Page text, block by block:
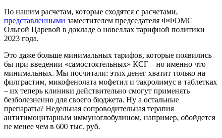
По нашим расчетам, которые сходятся с расчетами,
представленными заместителем председателя ФФОМС
Ольгой Царевой в докладе о новеллах тарифной политики
2023 года.
Это даже больше минимальных тарифов, которые появились
бы при введении «самостоятельных» КСГ – но именно что
минимальных. Мы посчитали: этих денег хватит только на
филграстим, микофенолата мофетил и такролимус в таблетках
– их теперь клиники действительно смогут применять
безболезненно для своего бюджета. Ну а остальные
препараты? Недельная сопроводительная терапия
антитимоцитарным иммуноглобулином, например, обойдется
не менее чем в 600 тыс. руб.